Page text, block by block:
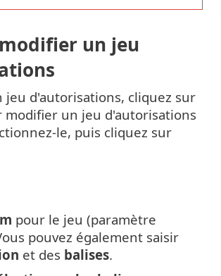
un jeu
jeu d'autorisations, cliquez sur
modifier un jeu d'autorisations
le, puis cliquez sur
pour le jeu (paramètre
pouvez également saisir
et des balises.